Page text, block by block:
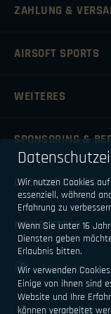
ZAHLUNG &
AIRSOFT SPORTS
WEITERES
SPONSORING &
OPENING HOURS
NEWSLETTER
Facebook
Instagram
Wir nutzen Cookies
essenziell, während
Erfahrung zu
Wenn Sie unter 16
Diensten geben
Erlaubnis bitten.
Wir verwenden
Einige von ihnen sind
Website und Ihre
können verarbeitet